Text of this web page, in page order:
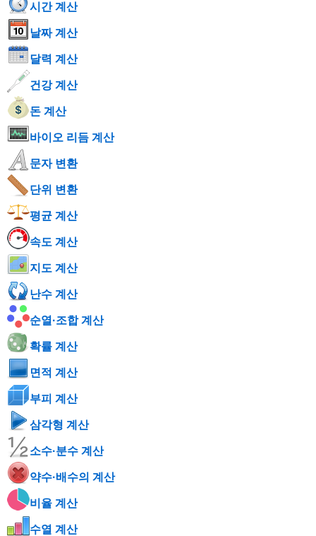
시간 계산
날짜 계산
달력 계산
건강 계산
돈 계산
바이오 리듬 계산
문자 변환
단위 변환
평균 계산
속도 계산
지도 계산
난수 계산
순열·조합 계산
확률 계산
면적 계산
부피 계산
삼각형 계산
소수·분수 계산
약수·배수의 계산
비율 계산
수열 계산